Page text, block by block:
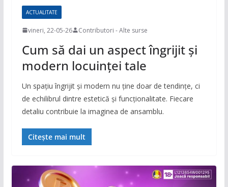
ACTUALITATE
vineri, 22-05-26 Contributori - Alte surse
Cum să dai un aspect îngrijit și
modern locuinței tale
Un spațiu îngrijit și modern nu ține doar de tendințe, ci
de echilibrul dintre estetică și funcționalitate. Fiecare
detaliu contribuie la imaginea de ansamblu.
Citește mai mult